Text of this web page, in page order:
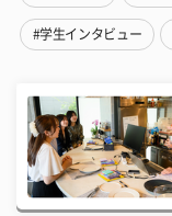
#学生インタビュー